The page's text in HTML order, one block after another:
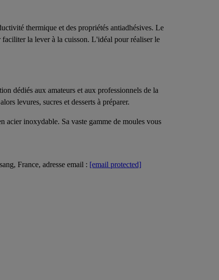
thermique et des propriétés antiadhésives. Le
faciliter la lever à la cuisson. L'idéal pour réaliser le
dédiés aux amateurs et aux professionnels de la
levures, sucres et desserts à préparer.
acier inoxydable. Sa vaste gamme de moules vous
France, adresse email : [email protected]